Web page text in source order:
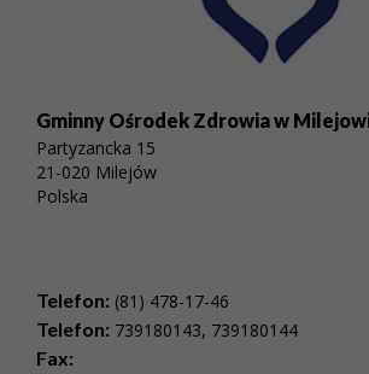
Gminny Ośrodek Zdrowia w
Partyzancka 15
21-020 Milejów
Polska
Telefon: (81) 478-17-46
Telefon: 739180143, 739180144
Fax: